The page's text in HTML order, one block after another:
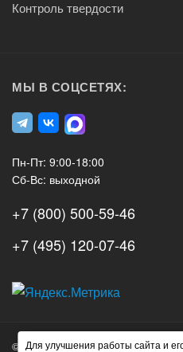
Контроль твердости
МЫ В СОЦСЕТЯХ:
Пн-Пт: 9:00-18:00
Сб-Вс: выходной
+7 (800) 500-59-46
+7 (495) 120-07-46
Инжиниринг
© 2026 А3 Инжиниринг Обращаем
Для улучшения работы сайта и